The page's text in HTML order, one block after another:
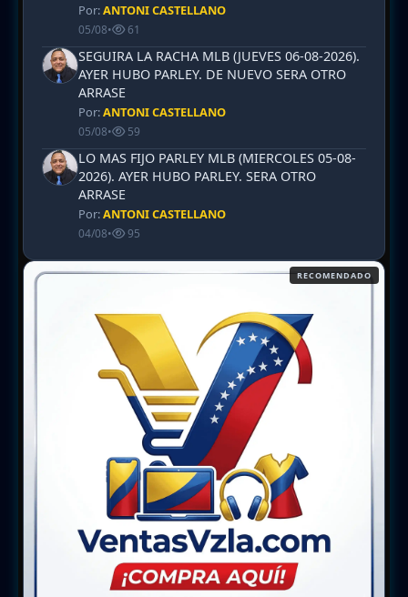
Por:ANTONI CASTELLANO
05/08• 61
SEGUIRA LA RACHA MLB (JUEVES 06-08-2026).
AYER HUBO PARLEY. DE NUEVO SERA OTRO
ARRASE
Por:ANTONI CASTELLANO
05/08• 59
LO MAS FIJO PARLEY MLB (MIERCOLES 05-08-
2026). AYER HUBO PARLEY. SERA OTRO
ARRASE
Por:ANTONI CASTELLANO
04/08• 95
RECOMENDADO